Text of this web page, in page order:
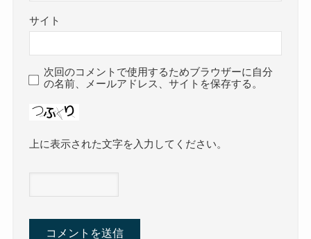
サイト
次回のコメントで使用するためブラウザーに自分
の名前、メールアドレス、サイトを保存する。
上に表示された文字を入力してください。